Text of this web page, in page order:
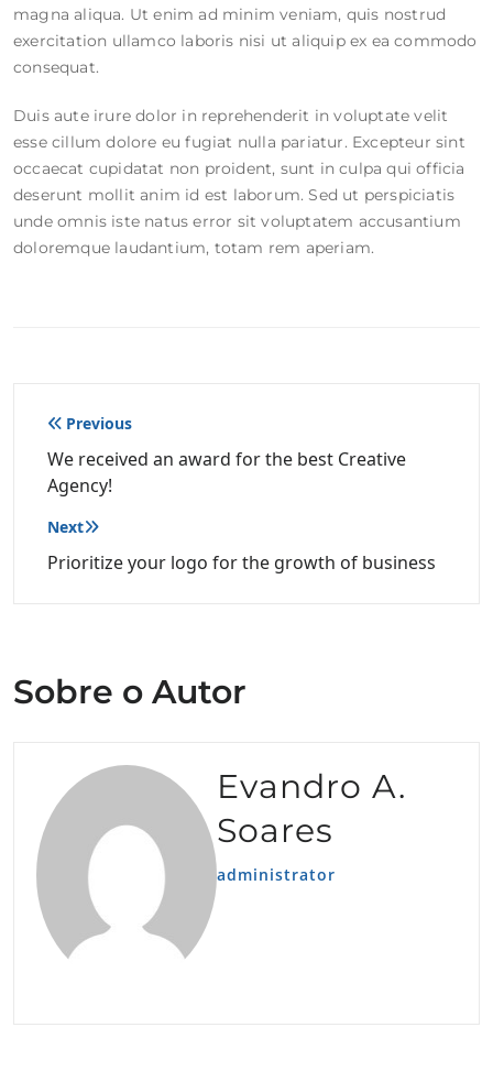
magna aliqua. Ut enim ad minim veniam, quis nostrud
exercitation ullamco laboris nisi ut aliquip ex ea commodo
consequat.
Duis aute irure dolor in reprehenderit in voluptate velit
esse cillum dolore eu fugiat nulla pariatur. Excepteur sint
occaecat cupidatat non proident, sunt in culpa qui officia
deserunt mollit anim id est laborum. Sed ut perspiciatis
unde omnis iste natus error sit voluptatem accusantium
doloremque laudantium, totam rem aperiam.
Navegação
de
Post
Previous
We received an award for the best Creative
Agency!
Next
Prioritize your logo for the growth of business
Sobre o Autor
Evandro A.
Soares
administrator